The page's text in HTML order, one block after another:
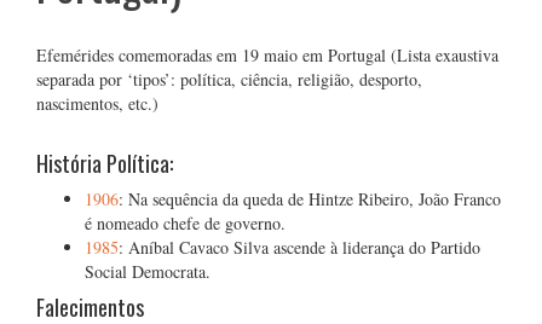
Efemérides comemoradas em 19 maio em Portugal (Lista exaustiva
separada por ‘tipos’: política, ciência, religião, desporto,
nascimentos, etc.)
História Política:
1906: Na sequência da queda de Hintze Ribeiro, João Franco
é nomeado chefe de governo.
1985: Aníbal Cavaco Silva ascende à liderança do Partido
Social Democrata.
Falecimentos